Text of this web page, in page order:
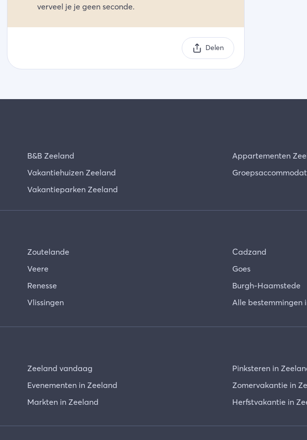
verveel je je geen seconde.
Delen
B&B Zeeland
Vakantiehuizen Zeeland
Vakantieparken Zeeland
Appartementen
Zoutelande
Veere
Renesse
Vlissingen
Cadzand
Goes
Burgh-Haamstede
Alle bestemmingen
Zeeland vandaag
Evenementen in Zeeland
Markten in Zeeland
Pinksteren in
Zomervakantie in
Herfstvakantie in